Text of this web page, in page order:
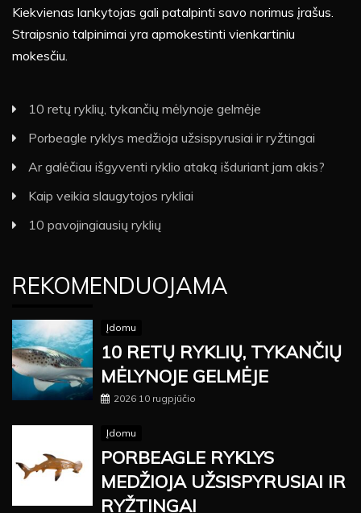
Kiekvienas lankytojas gali patalpinti savo norimus įrašus.
Straipsnio talpinimai yra apmokestinti vienkartiniu
mokesčiu.
10 retų ryklių, tykančių mėlynoje gelmėje
Porbeagle ryklys medžioja užsispyrusiai ir ryžtingai
Ar galėčiau išgyventi ryklio ataką išduriant jam akis?
Kaip veikia slaugytojos rykliai
10 pavojingiausių ryklių
REKOMENDUOJAMA
Įdomu
10 RETŲ RYKLIŲ, TYKANČIŲ
MĖLYNOJE GELMĖJE
2026 10 rugpjūčio
Įdomu
PORBEAGLE RYKLYS
MEDŽIOJA UŽSISPYRUSIAI IR
RYŽTINGAI